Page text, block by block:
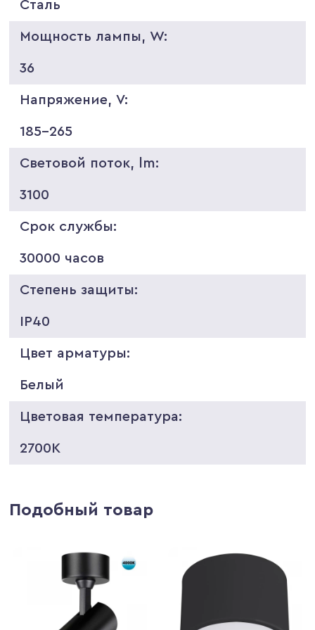
Сталь
Мощность лампы, W:
36
Напряжение, V:
185-265
Световой поток, lm:
3100
Срок службы:
30000 часов
Степень защиты:
IP40
Цвет арматуры:
Белый
Цветовая температура:
2700K
Подобный товар